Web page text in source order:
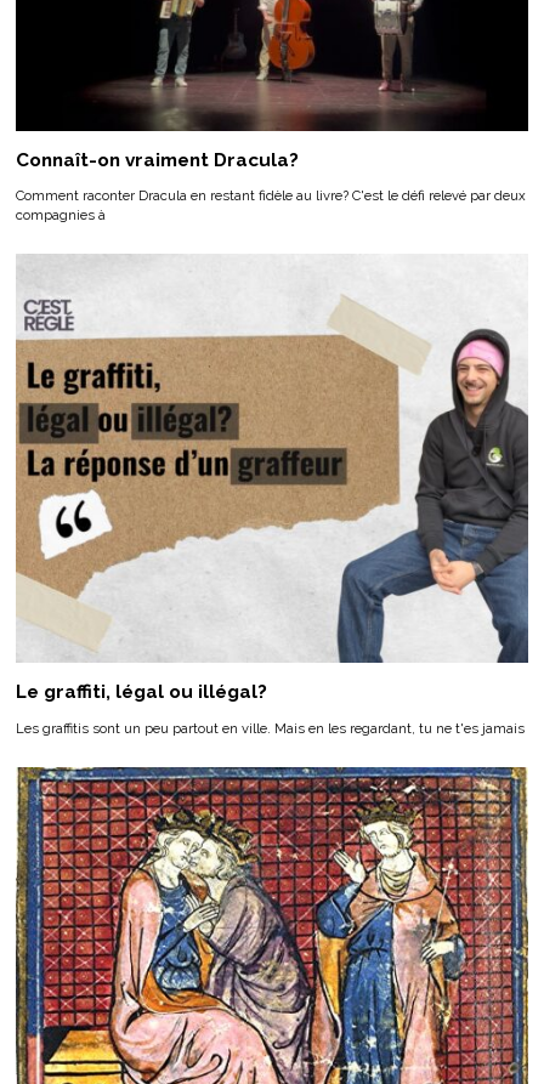
Connaît-on vraiment Dracula?
Comment raconter Dracula en restant fidèle au livre? C'est le défi relevé par deux
compagnies à
Le graffiti, légal ou illégal?
Les graffitis sont un peu partout en ville. Mais en les regardant, tu ne t'es jamais